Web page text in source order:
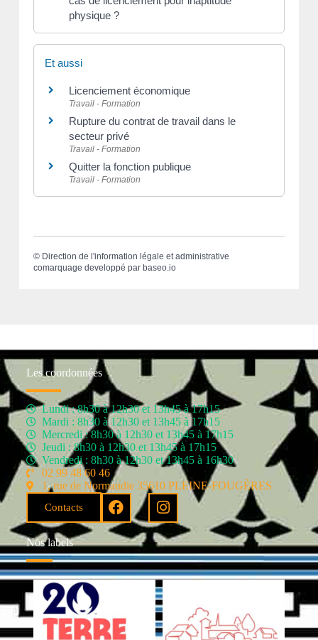
physique ?
Et aussi
Licenciement économique
Travail - Formation
Rupture du contrat de travail dans le
secteur privé
Travail - Formation
Quitter la fonction publique
Travail - Formation
© Direction de l'information légale et administrative
comarquage developpé par baseo.io
Les coordonnées
Lundi : 8h30 à 12h30 et 13h45 à 17h15
Mardi : 8h30 à 12h30 et 13h45 à 17h15
Mercredi : 8h30 à 12h30 et 13h45 à 17h15
Jeudi : 8h30 à 12h30 et 13h45 à 17h15
Vendredi : 8h30 à 12h30 et 13h45 à 16h30
02 99 48 60 46
1, rue de Normandie 35610 PLEINE-FOUGÈRES
Contacts
Nos labels